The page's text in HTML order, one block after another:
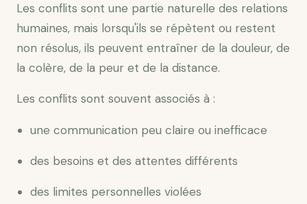
Les conflits sont une partie naturelle des relations
humaines, mais lorsqu'ils se répètent ou restent
non résolus, ils peuvent entraîner de la douleur, de
la colère, de la peur et de la distance.
Les conflits sont souvent associés à :
une communication peu claire ou inefficace
des besoins et des attentes différents
des limites personnelles violées